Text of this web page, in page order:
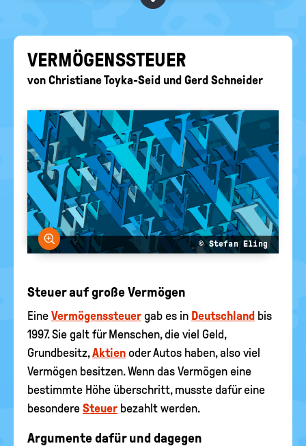
politische
EURE AKTUELLEN FRAGEN...
VER­MÖ­GENS­STEU­ER
von Christiane Toyka-Seid und Gerd Schneider
Bild vergrößern
© Stefan Eling
Steuer auf große Vermögen
Eine Vermögenssteuer gab es in Deutschland bis
1997. Sie galt für Menschen, die viel Geld,
Grundbesitz,Aktien oder Autos haben, also viel
Vermögen besitzen. Wenn das Vermögen eine
bestimmte Höhe überschritt, musste dafür eine
besondere Steuer bezahlt werden.
Argumente dafür und dagegen